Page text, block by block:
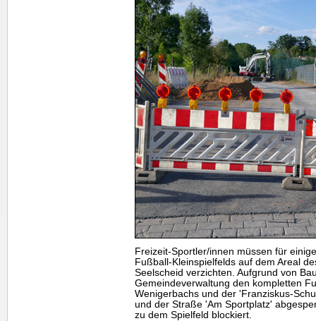
Freizeit-Sportler/innen müssen für
Fußball-Kleinspielfelds auf dem Areal
Seelscheid verzichten. Aufgrund von
Gemeindeverwaltung den kompletten
Wenigerbachs und der 'Franziskus-
und der Straße 'Am Sportplatz'
zu dem Spielfeld blockiert.